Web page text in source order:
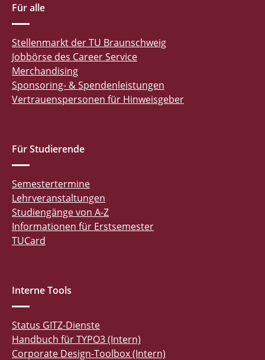
Für alle
Stellenmarkt der TU Braunschweig
Jobbörse des Career Service
Merchandising
Sponsoring- & Spendenleistungen
Vertrauenspersonen für Hinweisgeber
Für Studierende
Semestertermine
Lehrveranstaltungen
Studiengänge von A-Z
Informationen für Erstsemester
TUCard
Interne Tools
Status GITZ-Dienste
Handbuch für TYPO3 (Intern)
Corporate Design-Toolbox (Intern)